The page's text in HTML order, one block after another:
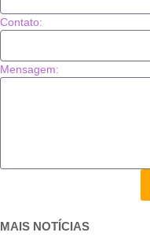
Contato:
Mensagem:
MAIS NOTÍCIAS